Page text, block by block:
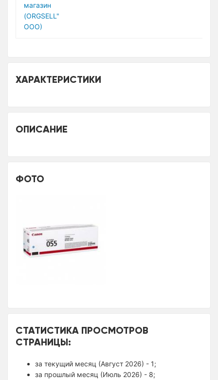
магазин
(ORGSELL"
ООО)
ХАРАКТЕРИСТИКИ
ОПИСАНИЕ
ФОТО
СТАТИСТИКА ПРОСМОТРОВ
СТРАНИЦЫ:
за текущий месяц (Август 2026) - 1;
за прошлый месяц (Июль 2026) - 8;